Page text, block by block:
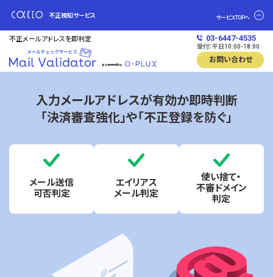
不正検知サービス サービスTOPへ
不正メールアドレスを即判定
powered by
03-6447-4535
受付：平日10:00-18:00
お問い合わせ
入力メールアドレスが有効か即時判断
「決済審査強化」や「不正登録を防ぐ」
メール送信
可否判定
エイリアス
メール判定
使い捨て・
不審ドメイン
判定